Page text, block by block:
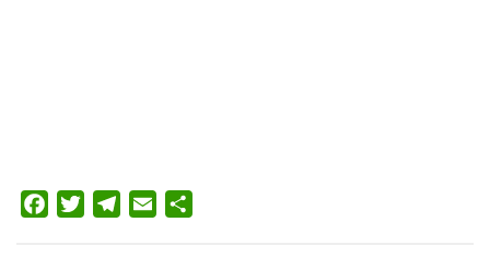
FacebookTwitterTelegram
Email